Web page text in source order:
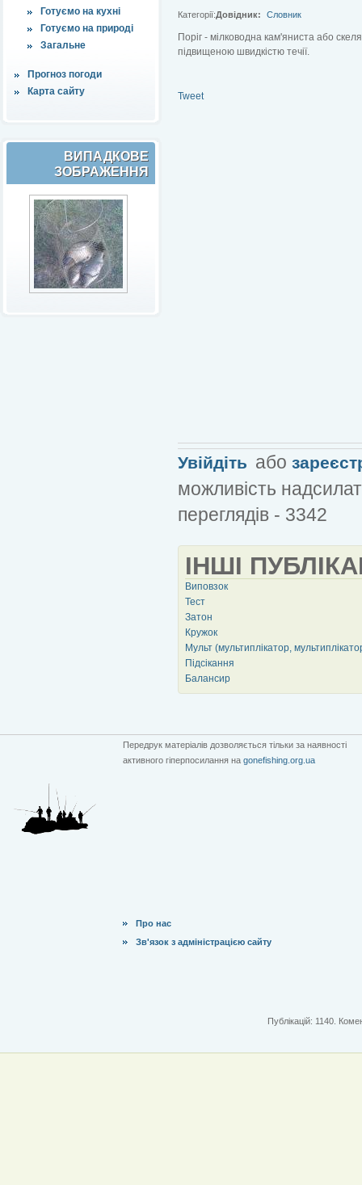
Готуємо на кухні
Готуємо на природі
Загальне
Прогноз погоди
Карта сайту
ВИПАДКОВЕ
ЗОБРАЖЕННЯ
Категорії:Довідник: Словник
Поріг - мілководна кам'яниста або
підвищеною швидкістю течії.
Tweet
Увійдіть або
можливість
переглядів - 3342
ІНШІ
Виповзок
Тест
Затон
Кружок
Мульт (мультиплікатор,
Підсікання
Балансир
Передрук матеріалів дозволяється тільки за наявності
активного гіперпосилання на gonefishing.org.ua
Про нас
Зв'язок з адміністрацією сайту
Публікацій: 1140.